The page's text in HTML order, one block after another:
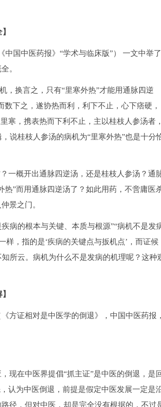
国中医药报》“学术与临床版”） 一文中举了
。
，换言之，只有“里寒外热”才能用通脉四逆
下之，遂协热而利，利下不止，心下痞硬，
寒，携表热而下利不止，主以桂枝人参汤者，
说桂枝人参汤的病机为“里寒外热”也是十分
一概开出通脉四逆汤，还是桂枝人参汤？通
热”而用通脉四逆汤了？如此用药，不啻庸医
景之门。
病的根本与关键、本质与根源”“病机不是发
样，指的是‘疾病的关键点与扳机点’，而证候
知所云。病机为什么不是发病的机理呢？这种
方证相对是中医学的倒退》，中国中医药报，
现在中医界提倡“抓主证”是中医的倒退，是
认为中医倒退，前提是假定中医发展一定是
径，但对中医，却是完全没有根据的，不过